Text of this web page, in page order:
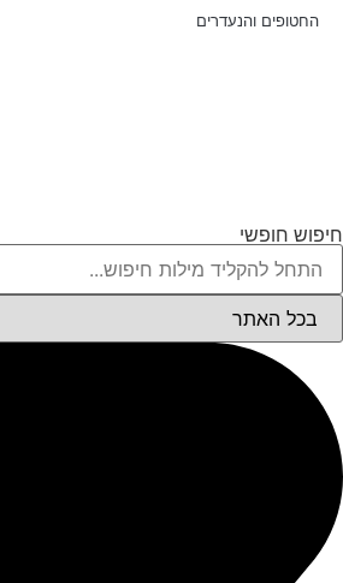
החטופים והנעדרים
חיפוש חופשי